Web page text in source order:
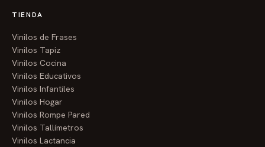
TIENDA
Vinilos de Frases
Vinilos Tapiz
Vinilos Cocina
Vinilos Educativos
Vinilos Infantiles
Vinilos Hogar
Vinilos Rompe Pared
Vinilos Tallímetros
Vinilos Lactancia